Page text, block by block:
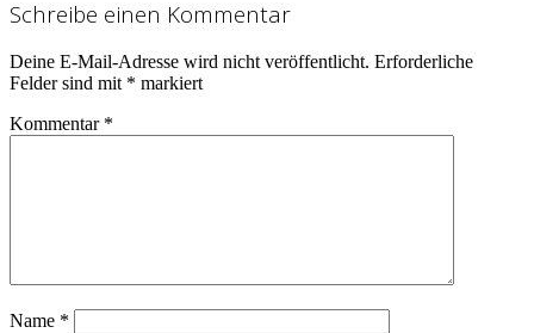
Schreibe einen Kommentar
Deine E-Mail-Adresse wird nicht veröffentlicht. Erforderliche
Felder sind mit * markiert
Kommentar *
Name *